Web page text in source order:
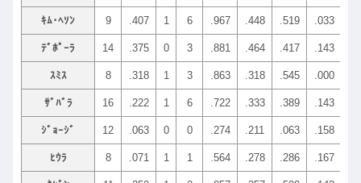
ｷﾑ･ﾍｿﾝ 9 .407 1 6 .967 .448 .519 .033
ﾃﾞﾎﾟｰﾗ 14 .375 0 3 .881 .464 .417 .143
ｽﾐｽ 8 .318 1 3 .863 .318 .545 .000
ｻﾞﾊﾞﾗ 16 .222 1 6 .722 .333 .389 .143
ｼﾞｮｰｼﾞ 12 .063 0 0 .274 .211 .063 .158
ﾋｳﾗ 8 .071 1 1 .564 .278 .286 .167